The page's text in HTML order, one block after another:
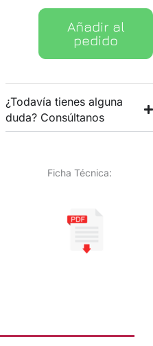
20,39 €.
cantidad
Añadir al
pedido
¿Todavía tienes alguna
duda? Consúltanos
Ficha Técnica: